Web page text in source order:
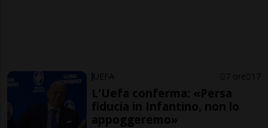
UEFA 7 ore 17
L'Uefa conferma: «Persa
fiducia in Infantino, non lo
appoggeremo»